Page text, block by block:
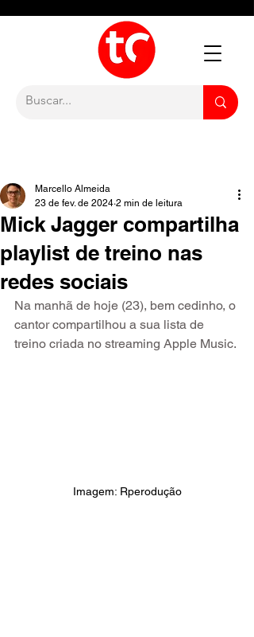
Mick Jagger compartilha
playlist de treino nas
redes sociais
Marcello Almeida
23 de fev. de 2024 2 min de leitura
Na manhã de hoje (23), bem cedinho, o
cantor compartilhou a sua lista de
treino criada no streaming Apple Music.
Imagem: Rperodução